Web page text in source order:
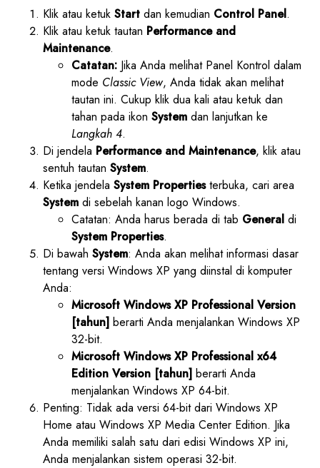
Klik atau ketuk Start dan kemudian Control Panel.
Klik atau ketuk tautan Performance and
Maintenance.
Catatan: Jika Anda melihat Panel Kontrol dalam
mode Classic View, Anda tidak akan melihat
tautan ini. Cukup klik dua kali atau ketuk dan
tahan pada ikon System dan lanjutkan ke
Langkah 4.
Di jendela Performance and Maintenance, klik atau
sentuh tautan System.
Ketika jendela System Propertiesterbuka, cari area
System di sebelah kanan logo Windows.
Catatan: Anda harus berada di tab General di
System Properties.
Di bawah System: Anda akan melihat informasi dasar
tentang versi Windows XP yang diinstal di komputer
Anda:
Microsoft Windows XP Professional Version
[tahun] berarti Anda menjalankan Windows XP
32-bit.
Microsoft Windows XP Professional x64
Edition Version [tahun] berarti Anda
menjalankan Windows XP 64-bit.
Penting: Tidak ada versi 64-bit dari Windows XP
Home atau Windows XP Media Center Edition. Jika
Anda memiliki salah satu dari edisi Windows XP ini,
Anda menjalankan sistem operasi 32-bit.